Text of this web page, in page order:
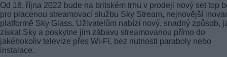
Od 18. října 2022 bude na britském trhu v prodeji nový set top
pro placenou streamovací službu Sky Stream, nejnovější
platformě Sky Glass. Uživatelům nabízí nový, snadný způsob,
získat Sky a poskytne jim zábavu streamovanou přímo do
jakéhokoliv televize přes Wi-Fi, bez nutnosti paraboly nebo
instalace.